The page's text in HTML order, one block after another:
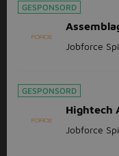
GESPONSORD
Jobforce
GESPONSORD
Hightech
Jobforce